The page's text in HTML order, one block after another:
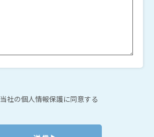
当社の個人情報保護に同意する